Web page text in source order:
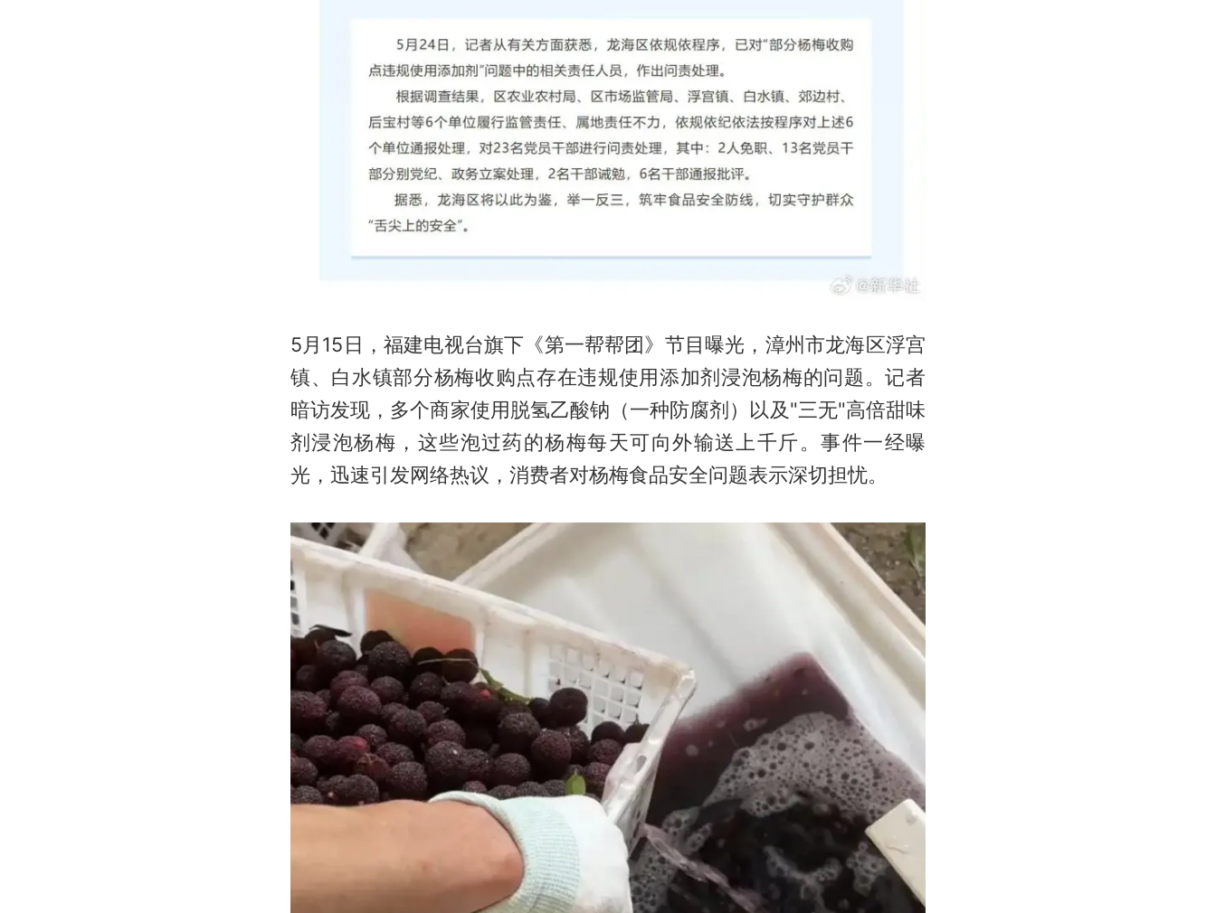
5月15日，福建电视台旗下《第一帮帮团》节目曝光，漳州市龙海区浮宫
镇、白水镇部分杨梅收购点存在违规使用添加剂浸泡杨梅的问题。记者
暗访发现，多个商家使用脱氢乙酸钠（一种防腐剂）以及"三无"高倍甜味
剂浸泡杨梅，这些泡过药的杨梅每天可向外输送上千斤。事件一经曝
光，迅速引发网络热议，消费者对杨梅食品安全问题表示深切担忧。